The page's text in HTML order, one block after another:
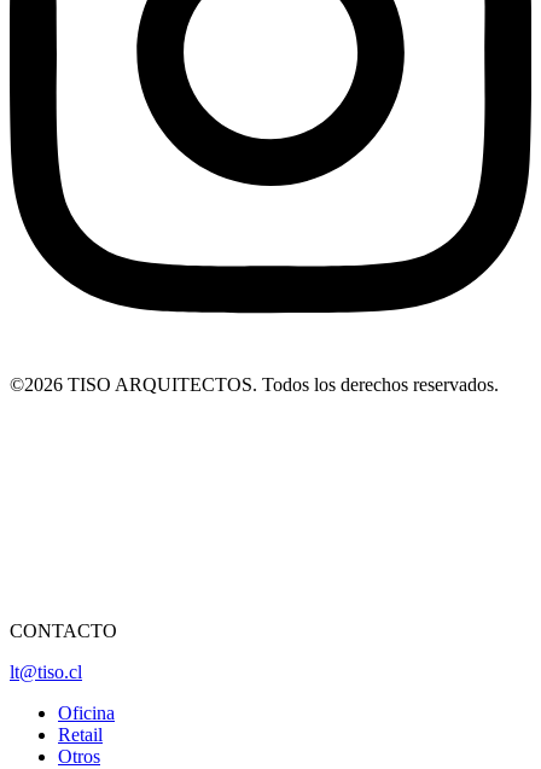
©2026 TISO ARQUITECTOS. Todos los derechos reservados.
CONTACTO
lt@tiso.cl
Oficina
Retail
Otros